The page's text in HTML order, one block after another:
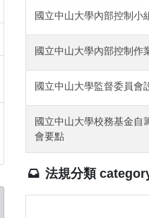
國立中山大學內部控制小
國立中山大學內部控制作
國立中山大學監督委員會
國立中山大學校務基金自
會要點
法規分類